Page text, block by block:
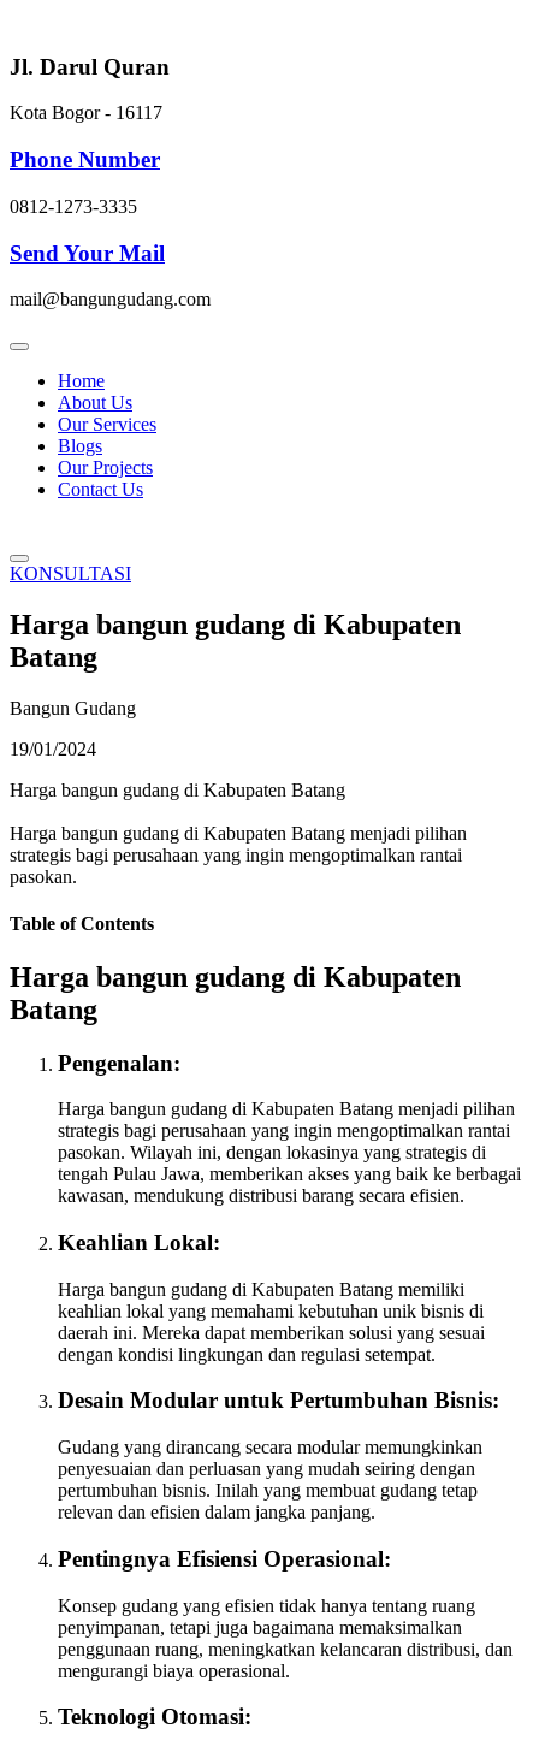
content
Jl. Darul Quran
Kota Bogor - 16117
Phone Number
0812-1273-3335
Send Your Mail
mail@bangungudang.com
Home
About Us
Our Services
Blogs
Our Projects
Contact Us
KONSULTASI
Harga bangun gudang di Kabupaten
Batang
Bangun Gudang
19/01/2024
Harga bangun gudang di Kabupaten Batang
Harga bangun gudang di Kabupaten Batang menjadi pilihan
strategis bagi perusahaan yang ingin mengoptimalkan rantai
pasokan.
Table of Contents
Harga bangun gudang di Kabupaten
Batang
Pengenalan:
Harga bangun gudang di Kabupaten Batang menjadi pilihan
strategis bagi perusahaan yang ingin mengoptimalkan rantai
pasokan. Wilayah ini, dengan lokasinya yang strategis di
tengah Pulau Jawa, memberikan akses yang baik ke berbagai
kawasan, mendukung distribusi barang secara efisien.
Keahlian Lokal:
Harga bangun gudang di Kabupaten Batang memiliki
keahlian lokal yang memahami kebutuhan unik bisnis di
daerah ini. Mereka dapat memberikan solusi yang sesuai
dengan kondisi lingkungan dan regulasi setempat.
Desain Modular untuk Pertumbuhan Bisnis:
Gudang yang dirancang secara modular memungkinkan
penyesuaian dan perluasan yang mudah seiring dengan
pertumbuhan bisnis. Inilah yang membuat gudang tetap
relevan dan efisien dalam jangka panjang.
Pentingnya Efisiensi Operasional:
Konsep gudang yang efisien tidak hanya tentang ruang
penyimpanan, tetapi juga bagaimana memaksimalkan
penggunaan ruang, meningkatkan kelancaran distribusi, dan
mengurangi biaya operasional.
Teknologi Otomasi: